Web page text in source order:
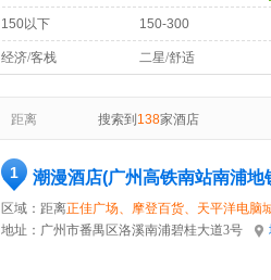
150以下 150-300
经济/客栈 二星/舒适
距离 搜索到 138家酒店
1 潮漫酒店(广州高铁南站南浦地
区域：距离正佳广场、摩登百货、天平洋电脑
地址： 广州市番禺区洛溪南浦碧桂大道3号